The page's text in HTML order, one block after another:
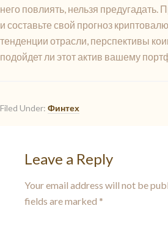
него повлиять, нельзя предугадать.
и составьте свой прогноз
тенденции отрасли, перспективы
подойдет ли этот актив вашему
Filed Under: Финтех
Leave a Reply
Your email address will not be
fields are marked *